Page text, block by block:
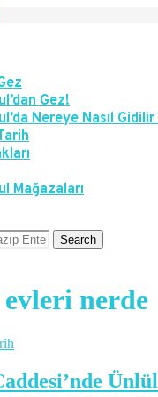
Gez!
Nereye Nasıl Gidilir
Mağazaları
Search
nerde